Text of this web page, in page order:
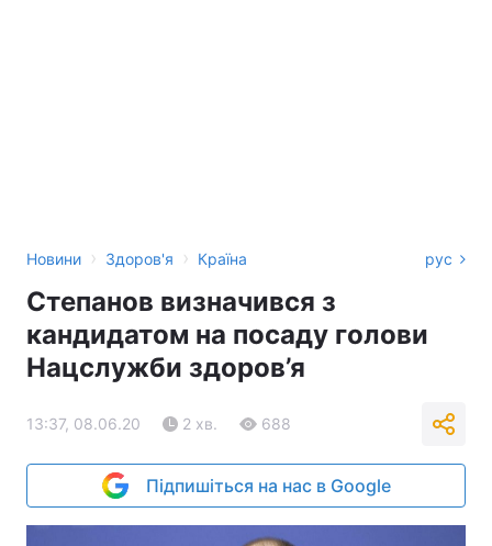
Новини › Здоров'я › Країна рус
Степанов визначився з
кандидатом на посаду голови
Нацслужби здоров’я
13:37, 08.06.20 2 хв. 688
Підпишіться на нас в Google